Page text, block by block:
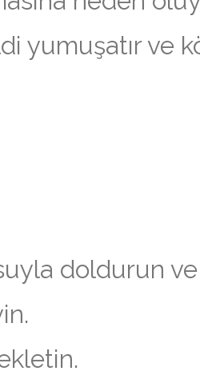
yumuşatır ve
suyla doldurun